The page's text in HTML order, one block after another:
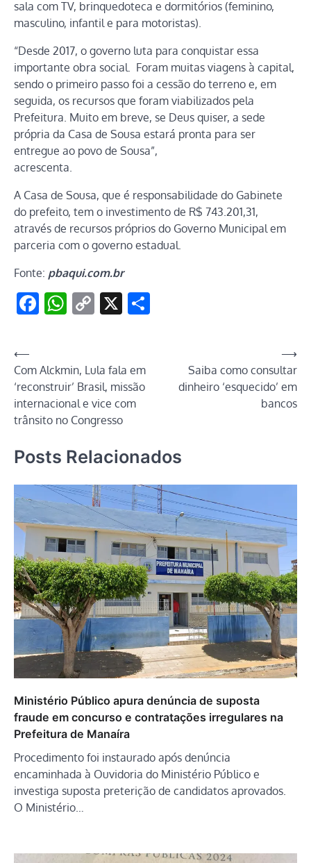
sala com TV, brinquedoteca e dormitórios (feminino,
masculino, infantil e para motoristas).
“Desde 2017, o governo luta para conquistar essa
importante obra social. Foram muitas viagens à capital,
sendo o primeiro passo foi a cessão do terreno e, em
seguida, os recursos que foram viabilizados pela
Prefeitura. Muito em breve, se Deus quiser, a sede
própria da Casa de Sousa estará pronta para ser
entregue ao povo de Sousa”,
acrescenta.
A Casa de Sousa, que é responsabilidade do Gabinete
do prefeito, tem o investimento de R$ 743.201,31,
através de recursos próprios do Governo Municipal em
parceria com o governo estadual.
Fonte: pbaqui.com.br
Facebook
WhatsApp
Copy
X
Navegação
de
Post
⟵
Com Alckmin, Lula fala em
‘reconstruir’ Brasil, missão
internacional e vice com
trânsito no Congresso
Saiba como consultar
dinheiro ‘esquecido’ em
bancos
⟶
Posts Relacionados
Ministério Público apura denúncia de suposta
fraude em concurso e contratações irregulares na
Prefeitura de Manaíra
Procedimento foi instaurado após denúncia
encaminhada à Ouvidoria do Ministério Público e
investiga suposta preterição de candidatos aprovados.
O Ministério…